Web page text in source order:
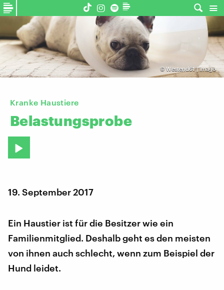
© Westend61 | imago
Kranke Haustiere
Belastungsprobe
19. September 2017
Ein Haustier ist für die Besitzer wie ein
Familienmitglied. Deshalb geht es den meisten
von ihnen auch schlecht, wenn zum Beispiel der
Hund leidet.